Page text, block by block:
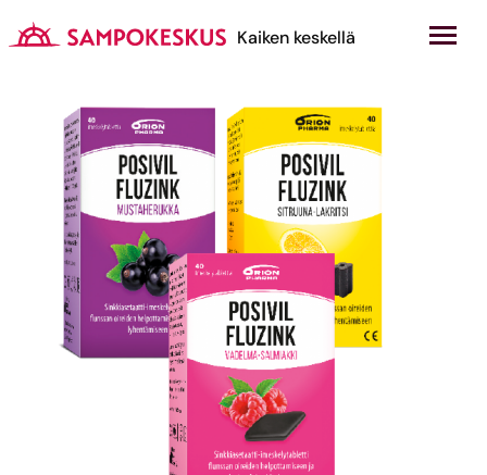
sisältöön
Kauppakeskus Sampokeskus
Kaiken keskellä